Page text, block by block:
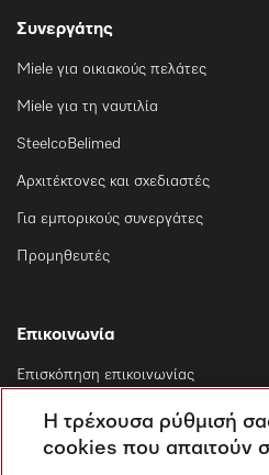
Συνεργάτης
Miele για οικιακούς πελάτες
Miele για τη ναυτιλία
SteelcoBelimed
Αρχιτέκτονες και σχεδιαστές
Για εμπορικούς συνεργάτες
Προμηθευτές
Επικοινωνία
Επισκόπηση επικοινωνίας
Πωλήσεις
210 6794444
Η τρέχουσα ρύθμισή
cookies που απαιτούν